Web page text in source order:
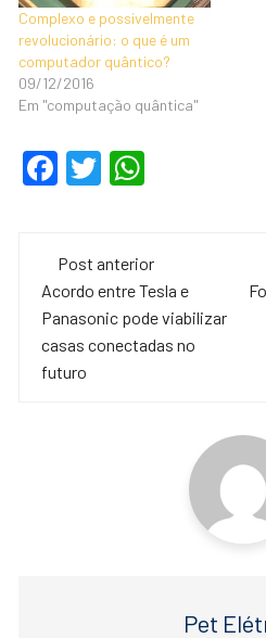
Complexo e possivelmente
revolucionário: o que é um
computador quântico?
09/12/2016
Em "computação quântica"
F
e
b
o
o
T
er s
A
p
Navegação
de
post
Post anterior
Acordo entre Tesla e
Panasonic pode viabilizar
casas conectadas no
futuro
Pet